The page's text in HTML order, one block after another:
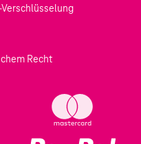
Verschlüsselung
Recht